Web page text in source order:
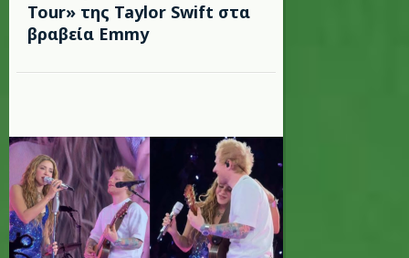
Tour» της Taylor Swift στα
βραβεία Emmy